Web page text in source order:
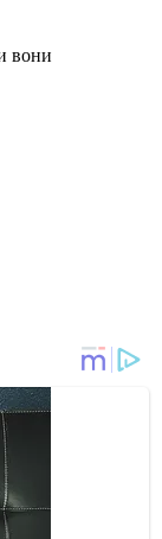
вони